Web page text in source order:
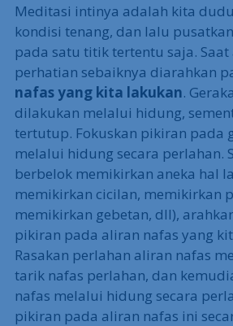
Meditasi intinya adalah kita
kondisi tenang, dan lalu
pada satu titik tertentu saja.
perhatian sebaiknya diarahkan
nafas yang kita lakukan.
dilakukan melalui hidung,
tertutup. Fokuskan pikiran pada
melalui hidung secara perlahan.
berbelok memikirkan aneka hal
memikirkan cicilan, memikirkan
memikirkan gebetan, dll),
pikiran pada aliran nafas yang
Rasakan perlahan aliran nafas
tarik nafas perlahan, dan
nafas melalui hidung secara
pikiran pada aliran nafas ini